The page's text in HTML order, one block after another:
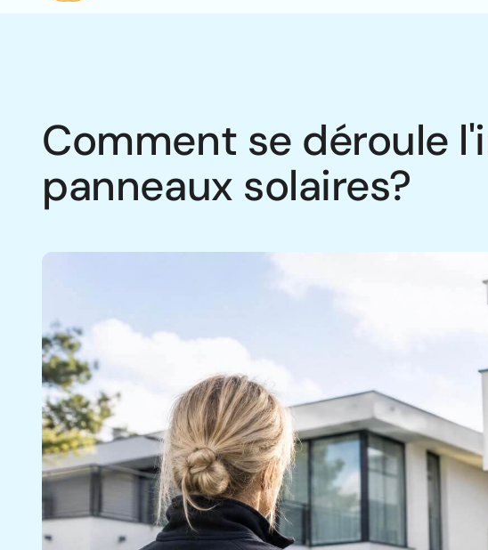
Comment se déroule
panneaux solaires?